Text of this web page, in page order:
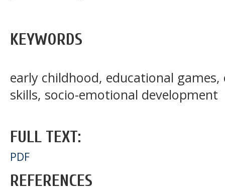
KEYWORDS
early childhood, educational
skills, socio-emotional development
FULL TEXT:
PDF
REFERENCES